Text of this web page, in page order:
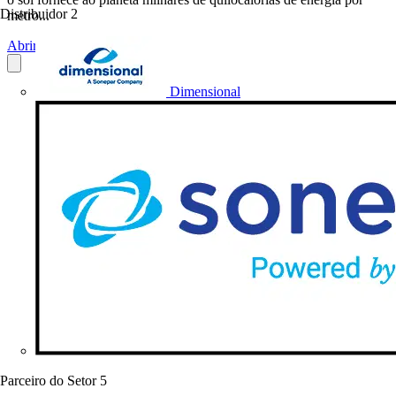
Distribuidor 2
Dimensional
Parceiro do Setor 5
metro...
Abrir o PDF